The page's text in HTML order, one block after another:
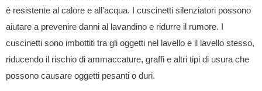
è resistente al calore e all'acqua. I cuscinetti silenziatori possono
aiutare a prevenire danni al lavandino e ridurre il rumore. I
cuscinetti sono imbottiti tra gli oggetti nel lavello e il lavello stesso,
riducendo il rischio di ammaccature, graffi e altri tipi di usura che
possono causare oggetti pesanti o duri.